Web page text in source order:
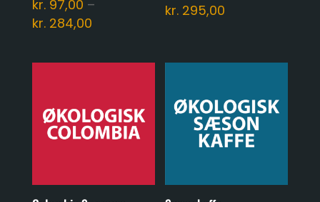
kr.97,00 –
kr.284,00Prisinterval:
til
kr. 295,00
kr. 295,00